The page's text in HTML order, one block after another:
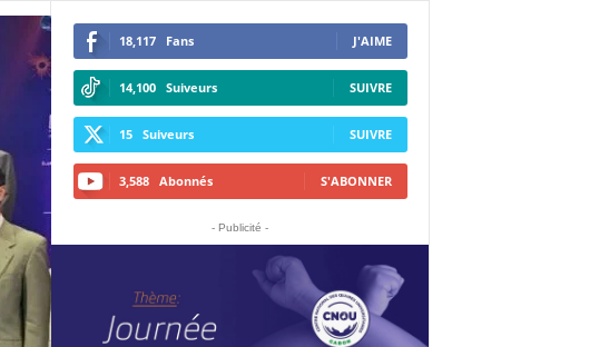
18,117 Fans J'AIME
14,100 Suiveurs SUIVRE
15 Suiveurs SUIVRE
3,588 Abonnés S'ABONNER
- Publicité -